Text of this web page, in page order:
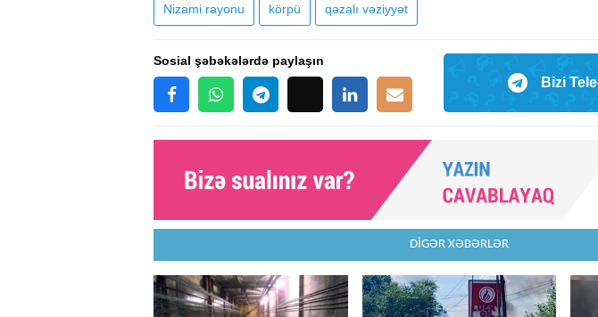
Nizami rayonu körpü qəzalı vəziyyət
Sosial şəbəkələrdə paylaşın
Bizi
DİGƏR XƏBƏRLƏR